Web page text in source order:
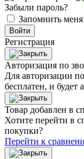
Забыли пароль?
Запомнить меня
Войти
Регистрация
Авторизация по
Для авторизации
бесплатен, и будет
Товар добавлен в
Хотите перейти в
покупки?
Перейти к